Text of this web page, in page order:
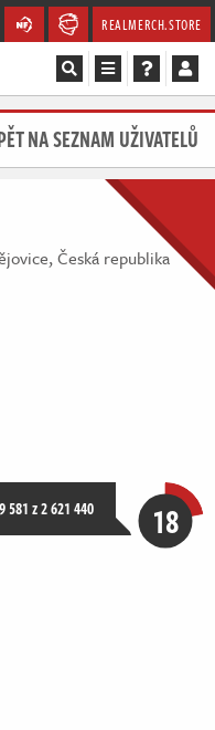
REALMERCH.STORE
NA SEZNAM UŽIVATELŮ
Česká republika
581 z 2 621 440 18